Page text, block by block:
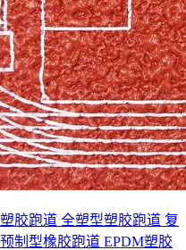
胶跑道 全塑型塑胶跑道 复
预制型橡胶跑道 EPDM塑胶